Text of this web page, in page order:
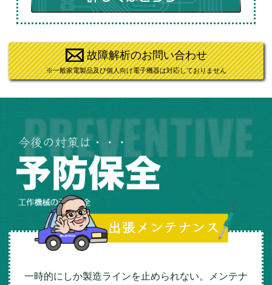
故障解析のお問い合わせ
※一般家電製品及び個人向け電子機器は対応しておりません
一時的にしか製造ラインを止められない。メンテナ